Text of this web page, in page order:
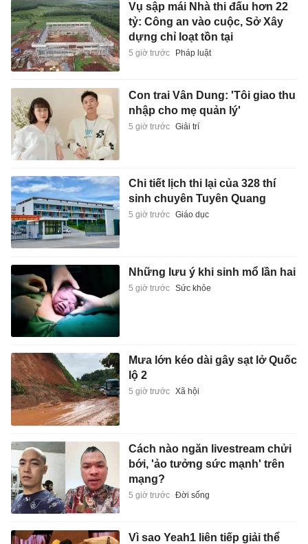
Vụ sập mái Nhà thi đấu hơn 22
tỷ: Công an vào cuộc, Sở Xây
dựng chỉ loạt tồn tại
5 giờ trước Pháp luật
Con trai Vân Dung: 'Tôi giao thu
nhập cho mẹ quản lý'
5 giờ trước Giải trí
Chi tiết lịch thi lại của 328 thí
sinh chuyên Tuyên Quang
5 giờ trước Giáo dục
Những lưu ý khi sinh mổ lần hai
5 giờ trước Sức khỏe
Mưa lớn kéo dài gây sạt lở Quốc
lộ 2
5 giờ trước Xã hội
Cách nào ngăn livestream chửi
bới, 'ảo tưởng sức mạnh' trên
mạng?
5 giờ trước Đời sống
Vì sao Yeah1 liên tiếp giải thể